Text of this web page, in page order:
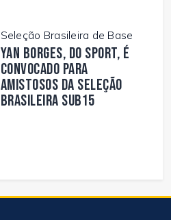
Seleção Brasileira de Base
Yan Borges, do Sport, é
convocado para
amistosos da Seleção
Brasileira Sub15